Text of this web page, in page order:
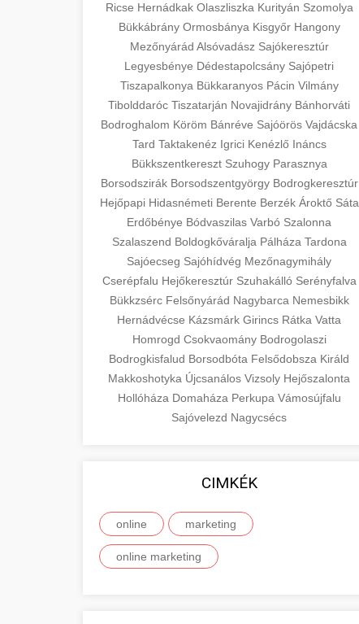
Ricse Hernádkak Olaszliszka Kurityán Szomolya
Bükkábrány Ormosbánya Kisgyőr Hangony
Mezőnyárád Alsóvadász Sajókeresztúr
Legyesbénye Dédestapolcsány Sajópetri
Tiszapalkonya Bükkaranyos Pácin Vilmány
Tibolddaróc Tiszatarján Novajidrány Bánhorváti
Bodroghalom Köröm Bánréve Sajóörös Vajdácska
Tard Taktakenéz Igrici Kenézlő Ináncs
Bükkszentkereszt Szuhogy Parasznya
Borsodszirák Borsodszentgyörgy Bodrogkeresztúr
Hejőpapi Hidasnémeti Berente Berzék Ároktő Sáta
Erdőbénye Bódvaszilas Varbó Szalonna
Szalaszend Boldogkőváralja Pálháza Tardona
Sajóecseg Sajóhídvég Mezőnagymihály
Cserépfalu Hejőkeresztúr Szuhakálló Serényfalva
Bükkzsérc Felsőnyárád Nagybarca Nemesbikk
Hernádvécse Kázsmárk Girincs Rátka Vatta
Homrogd Csokvaomány Bodrogolaszi
Bodrogkisfalud Borsodbóta Felsődobsza Királd
Makkoshotyka Újcsanálos Vizsoly Hejőszalonta
Hollóháza Domaháza Perkupa Vámosújfalu
Sajóvelezd Nagycsécs
CIMKÉK
online marketing
online marketing